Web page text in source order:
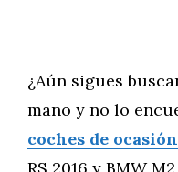
¿Aún sigues
mano y no lo
coches de